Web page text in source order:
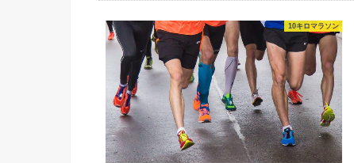
10キロマラソン